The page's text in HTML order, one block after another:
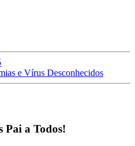
e Vírus Desconhecidos
Pai a Todos!